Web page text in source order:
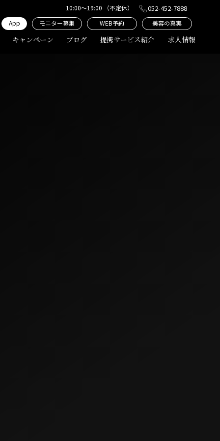
10:00〜19:00 （不定休） 052-452-7888
App モニター募集 WEB予約 美容の真実
キャンペーン ブログ 提携サービス紹介 求人情報